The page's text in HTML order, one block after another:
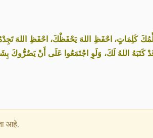
كَلِمَاتٍ، احْفَظِ اللهَ يَحْفَظْكَ، احْفَظِ اللهَ
اللهُ لَكَ، وَلَوِ اجْتَمَعُوا عَلَى أَنْ يَضُرُّوكَ
आहे.